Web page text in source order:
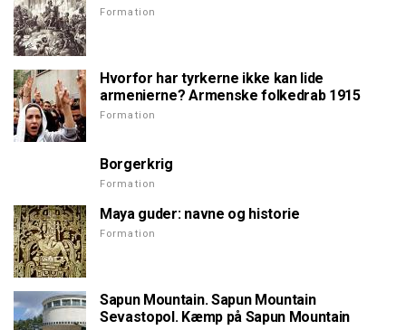
Formation
Hvorfor har tyrkerne ikke kan lide
armenierne? Armenske folkedrab 1915
Formation
Borgerkrig
Formation
Maya guder: navne og historie
Formation
Sapun Mountain. Sapun Mountain
Sevastopol. Kæmp på Sapun Mountain